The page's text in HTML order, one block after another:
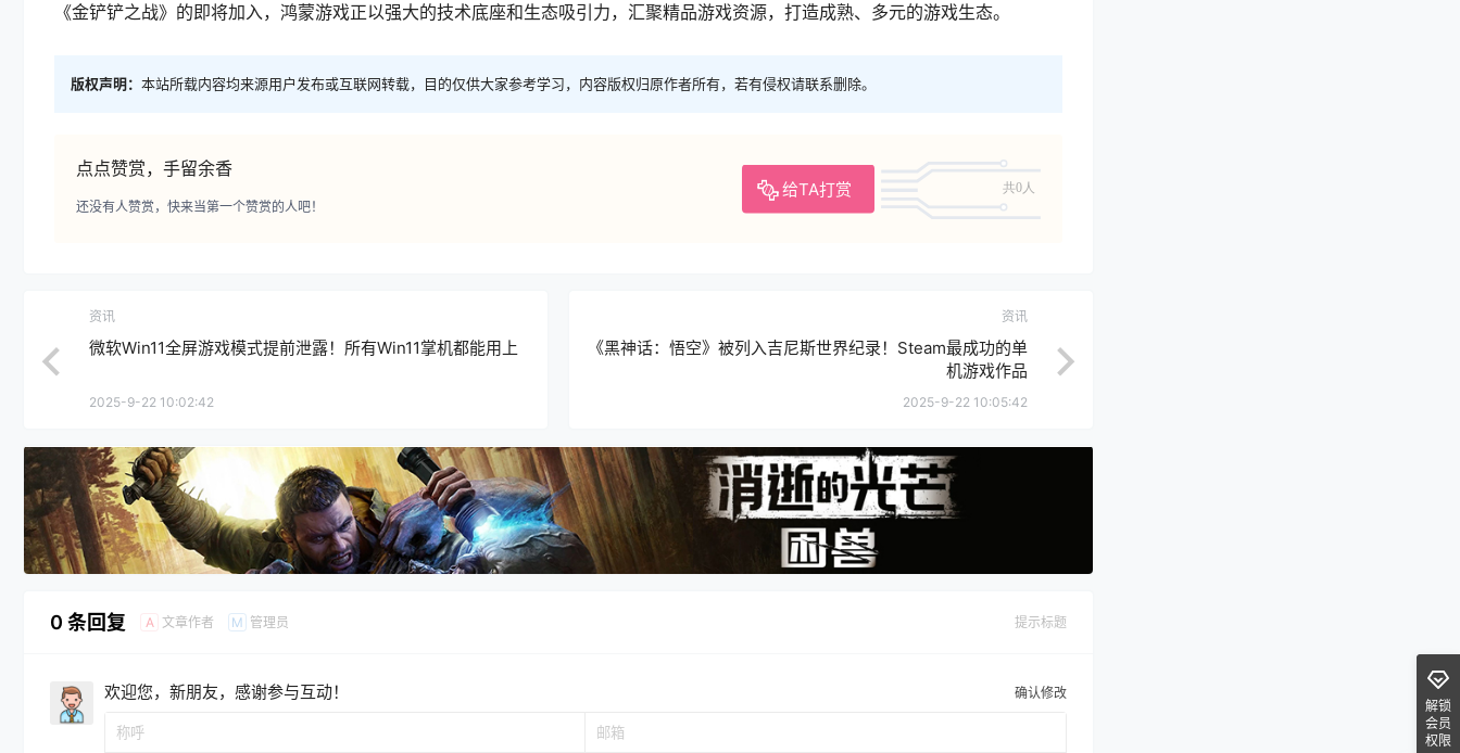
《金铲铲之战》的即将加入，鸿蒙游戏正以强大的技术底座和生态吸引力，汇聚精品游戏资源，打造成熟、多元的游戏生态。
版权声明： 本站所载内容均来源用户发布或互联网转载，目的仅供大家参考学习，内容版权归原作者所有，若有侵权请联系删除。
点点赞赏，手留余香
给TA打赏 共0人
还没有人赞赏，快来当第一个赞赏的人吧！
资讯
微软Win11全屏游戏模式提前泄露！所有Win11掌机都能用上
2025-9-22 10:02:42
资讯
《黑神话：悟空》被列入吉尼斯世界纪录！Steam最成功的单
机游戏作品
2025-9-22 10:05:42
0 条回复 A 文章作者 M 管理员 提示标题
欢迎您，新朋友，感谢参与互动！ 确认修改
解锁
会员
权限